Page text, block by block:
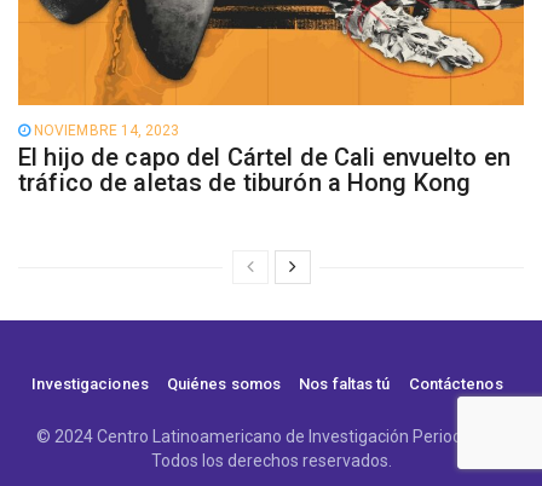
NOVIEMBRE 14, 2023
El hijo de capo del Cártel de Cali envuelto en
tráfico de aletas de tiburón a Hong Kong
Investigaciones Quiénes somos Nos faltas tú Contáctenos
© 2024 Centro Latinoamericano de Investigación Periodística.
Todos los derechos reservados.